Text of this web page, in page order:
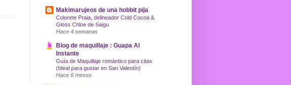
Makimarujeos de una hobbit pija
Colorete Praia, delineador Cold Cocoa &
Gloss Chloe de Saigu
Hace 4 semanas
Blog de maquillaje : Guapa Al
Instante
Guía de Maquillaje romántico para citas
(Ideal para gustar en San Valentín)
Hace 6 meses